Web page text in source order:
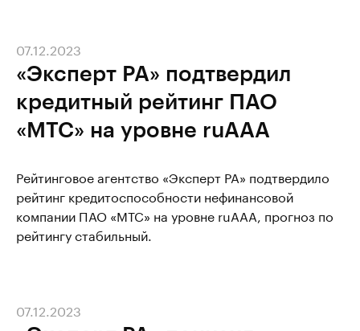
«Эксперт РА» подтвердил
кредитный рейтинг ПАО
«МТС» на уровне ruАAA
07.12.2023
Рейтинговое агентство «Эксперт РА» подтвердило
рейтинг кредитоспособности нефинансовой
компании ПАО «МТС» на уровне ruAАА, прогноз по
рейтингу стабильный.
07.12.2023